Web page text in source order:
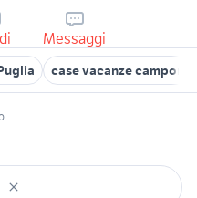
Messaggi
case vacanze